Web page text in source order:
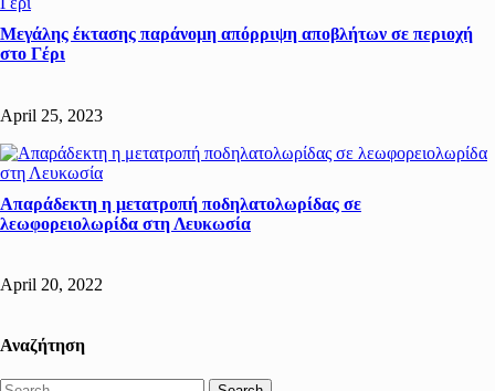
Μεγάλης έκτασης παράνομη απόρριψη αποβλήτων σε περιοχή
στο Γέρι
April 25, 2023
Απαράδεκτη η μετατροπή ποδηλατολωρίδας σε
λεωφορειολωρίδα στη Λευκωσία
April 20, 2022
Αναζήτηση